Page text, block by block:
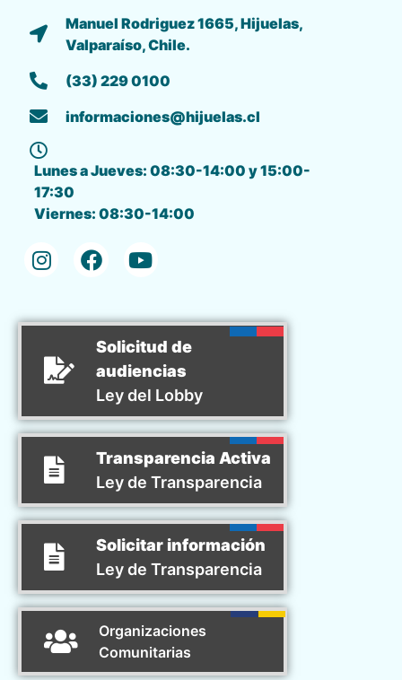
Manuel Rodriguez 1665, Hijuelas,
Valparaíso, Chile.
(33) 229 0100
informaciones@hijuelas.cl
Lunes a Jueves: 08:30-14:00 y 15:00-
17:30
Viernes: 08:30-14:00
Solicitud de
audiencias
Ley del Lobby
Transparencia Activa
Ley de Transparencia
Solicitar información
Ley de Transparencia
Organizaciones
Comunitarias